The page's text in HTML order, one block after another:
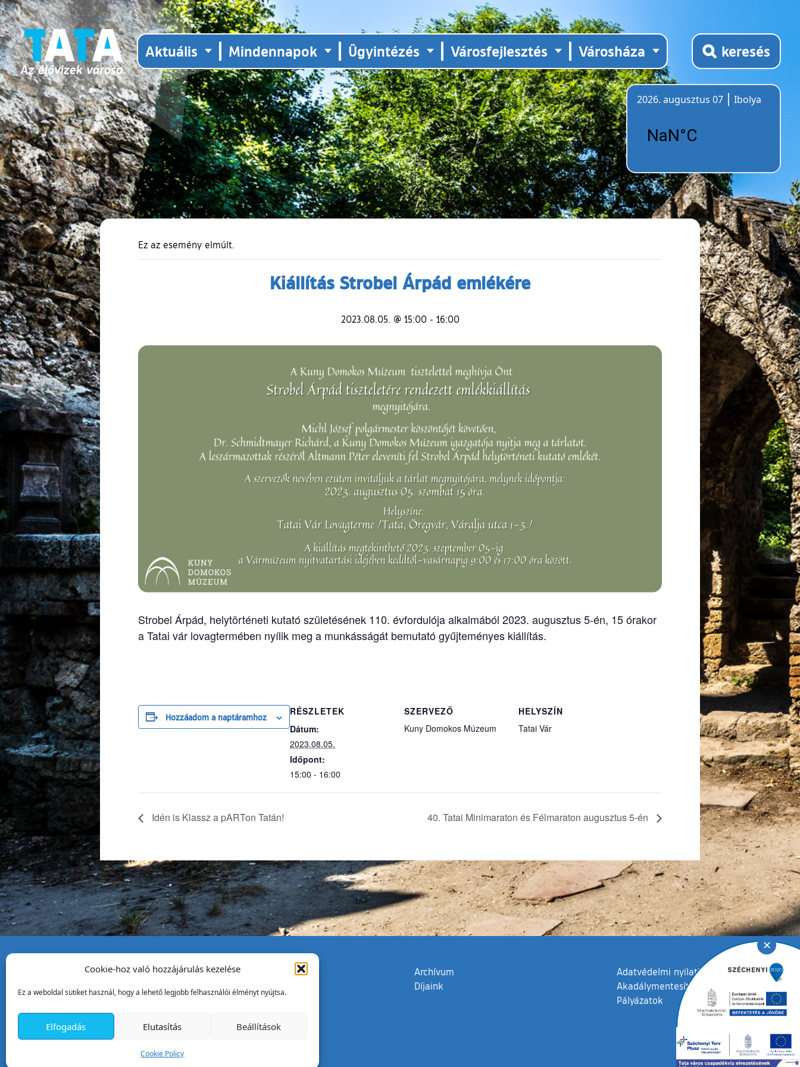
Cookie-hoz való hozzájárulás kezelése
Ez a weboldal sütiket használ, hogy a lehető legjobb felhasználói élményt nyújtsa.
Elfogadás Elutasítás Beállítások
Cookie Policy
Aktuális Mindennapok Ügyintézés Városfejlesztés Városháza keresés
2026. augusztus 07
Ibolya
Ez az esemény elmúlt.
Kiállítás Strobel Árpád emlékére
2023.08.05. @ 15:00- 16:00
Strobel Árpád, helytörténeti kutató születésének 110. évfordulója alkalmából 2023. augusztus 5-én, 15 órakor
a Tatai vár lovagtermében nyílik meg a munkásságát bemutató gyűjteményes kiállítás.
Hozzáadom a naptáramhoz
RÉSZLETEK
Dátum:
2023.08.05.
Időpont:
15:00 - 16:00
SZERVEZŐ
Kuny Domokos Múzeum
HELYSZÍN
Tatai Vár
Idén is Klassz a pARTon Tatán! 40. Tatai Minimaraton és Félmaraton augusztus 5-én
Tata Város Önkormányzata
2890 Tata, Kossuth tér 1.
+36 34 / 587 078
Email:ph@tata.hu
Archívum
Díjaink
Adatvédelmi nyilatkozat
Akadálymentesítési nyilatkozat
Pályázatok
✕